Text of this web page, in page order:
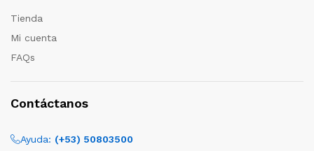
Tienda
Mi cuenta
FAQs
Contáctanos
Ayuda: (+53) 50803500